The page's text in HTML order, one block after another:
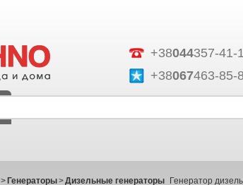
+38044357-41-
+38067463-85-
Генераторы
> Дизельные генераторы
> Генератор